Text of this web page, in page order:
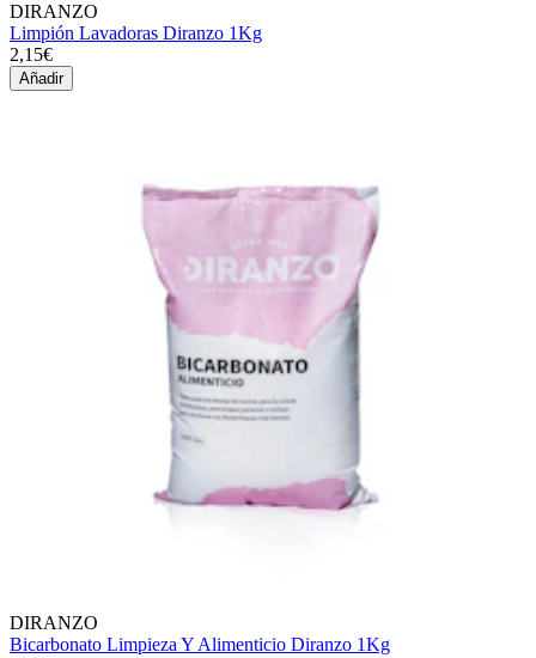
DIRANZO
Limpión Lavadoras Diranzo 1Kg
2,15€
Añadir
DIRANZO
Bicarbonato Limpieza Y Alimenticio Diranzo 1Kg